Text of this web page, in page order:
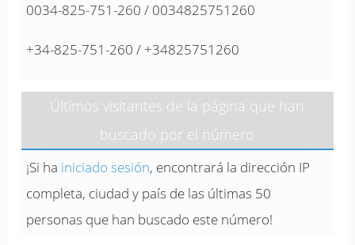
0034-825-751-260 / 0034825751260
+34-825-751-260 / +34825751260
Últimos visitantes de la página que han
buscado por el número
¡Si ha iniciado sesión, encontrará la dirección IP
completa, ciudad y país de las últimas 50
personas que han buscado este número!